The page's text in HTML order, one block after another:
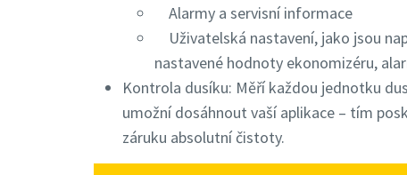
Alarmy a servisní informace
Uživatelská nastavení, jako jsou
nastavené hodnoty ekonomizéru,
Kontrola dusíku: Měří každou jednotku
umožní dosáhnout vaší aplikace – tím
záruku absolutní čistoty.